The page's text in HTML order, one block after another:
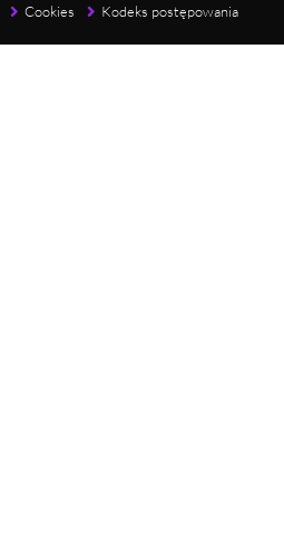
Cookies Kodeks postępowania